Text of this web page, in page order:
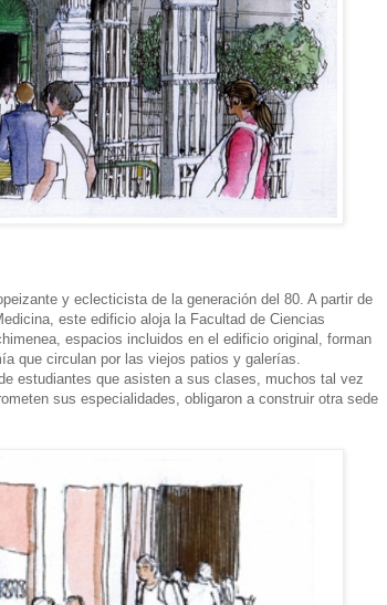
y eclecticista de la generación del 80. A partir de
este edificio aloja la Facultad de Ciencias
espacios incluidos en el edificio original, forman
que circulan por las viejos patios y galerías.
estudiantes que asisten a sus clases, muchos tal vez
sus especialidades, obligaron a construir otra sede